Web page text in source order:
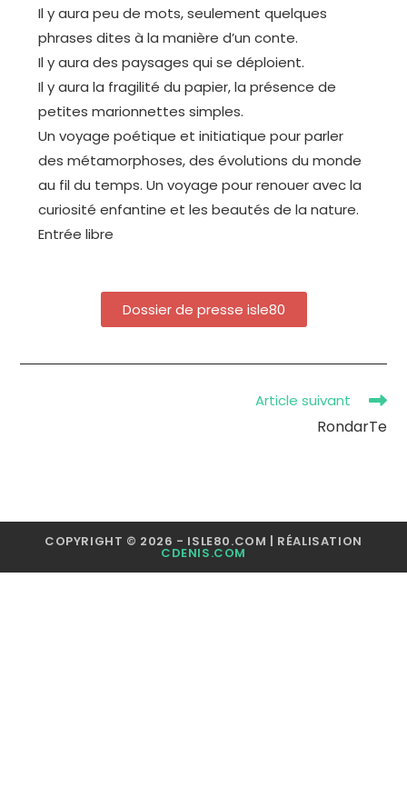
Il y aura peu de mots, seulement quelques
phrases dites à la manière d’un conte.
Il y aura des paysages qui se déploient.
Il y aura la fragilité du papier, la présence de
petites marionnettes simples.
Un voyage poétique et initiatique pour parler
des métamorphoses, des évolutions du monde
au fil du temps. Un voyage pour renouer avec la
curiosité enfantine et les beautés de la nature.
Entrée libre
Dossier de presse isle80
Article suivant
RondarTe
COPYRIGHT © 2026 - ISLE80.COM | RÉALISATION
CDENIS.COM